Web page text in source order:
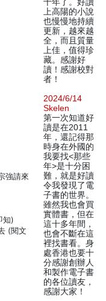
強請來
知)
(閱文
上高陽的小說
也慢慢地持續
更新，越來越
全，而且質量
上佳，值得珍
藏。感謝好
讀！感謝校對
者！
2024/6/14
Skelen
第一次知道好
讀是在2011
年，還記得那
時身在外國的
我要找<那些
年>是十分困
難，就是好讀
令我發現了電
子書的世界。
雖然我也會買
實體書，但在
這十多年間，
也會不斷在這
裡找書看。身
處香港也要十
分感謝創辦人
和製作電子書
的各位讀友，
感謝大家！